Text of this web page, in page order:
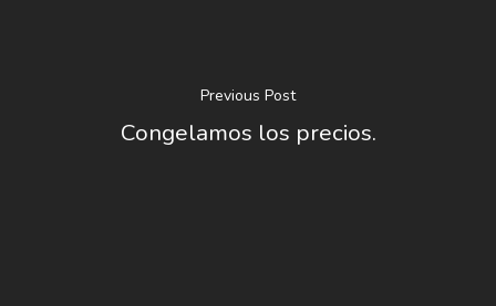
Previous Post
Congelamos los precios.